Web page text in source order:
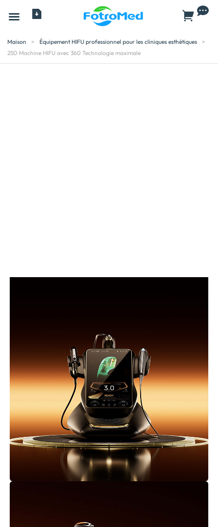
Maison > Équipement HIFU professionnel pour les cliniques esthétiques
>
25D Machine HIFU avec 360 Technologie maximale